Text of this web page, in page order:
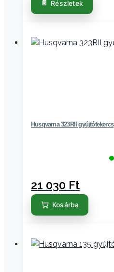
Részletek
Husqvarna 323RII gyújtótekercs
21 030 Ft
Kosárba